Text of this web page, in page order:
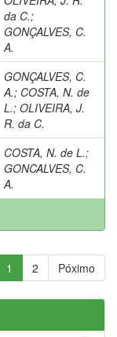
da C.;
GONÇALVES, C.
A.
GONÇALVES, C.
A.; COSTA, N. de
L.; OLIVEIRA, J.
R. da C.
COSTA, N. de L.;
GONCALVES, C.
A.
1 2 Póximo